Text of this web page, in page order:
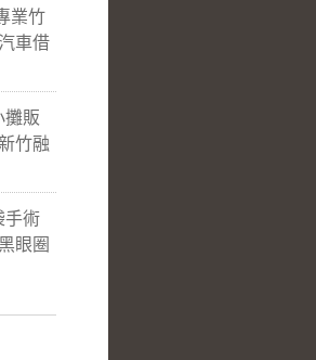
業竹
車借
攤販
竹融
手術
眼圈